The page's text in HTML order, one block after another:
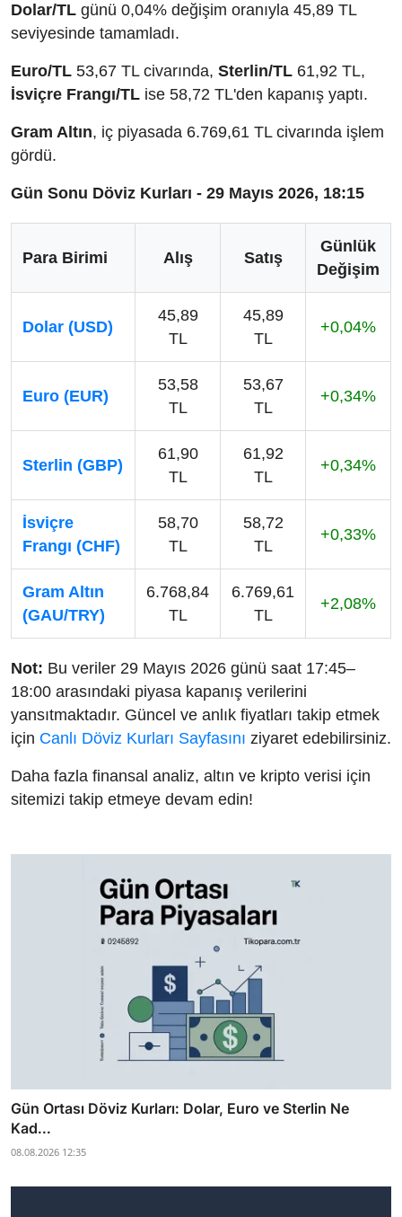
Dolar/TL günü 0,04% değişim oranıyla 45,89 TL
seviyesinde tamamladı.
Euro/TL 53,67 TL civarında, Sterlin/TL 61,92 TL,
İsviçre Frangı/TL ise 58,72 TL'den kapanış yaptı.
Gram Altın, iç piyasada 6.769,61 TL civarında işlem
gördü.
Gün Sonu Döviz Kurları - 29 Mayıs 2026, 18:15
Para Birimi Alış Satış
Günlük
Değişim
Dolar (USD)
45,89
TL
45,89
TL
+0,04%
Euro (EUR)
53,58
TL
53,67
TL
+0,34%
Sterlin (GBP)
61,90
TL
61,92
TL
+0,34%
İsviçre
Frangı (CHF)
58,70
TL
58,72
TL
+0,33%
Gram Altın
(GAU/TRY)
6.768,84
TL
6.769,61
TL
+2,08%
Not: Bu veriler 29 Mayıs 2026 günü saat 17:45–
18:00 arasındaki piyasa kapanış verilerini
yansıtmaktadır. Güncel ve anlık fiyatları takip etmek
için Canlı Döviz Kurları Sayfasını ziyaret edebilirsiniz.
Daha fazla finansal analiz, altın ve kripto verisi için
sitemizi takip etmeye devam edin!
Gün Ortası Döviz Kurları: Dolar, Euro ve Sterlin Ne
Kad...
08.08.2026 12:35